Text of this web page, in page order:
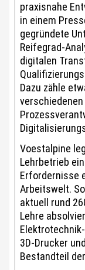
praxisnahe
in einem
gegründete
Reifegrad-
digitalen
Dazu zähle
Voestalpine
Lehrbetrieb
Erfordernisse
Arbeitswelt.
aktuell rund
Lehre
3D-Drucker
Bestandteil